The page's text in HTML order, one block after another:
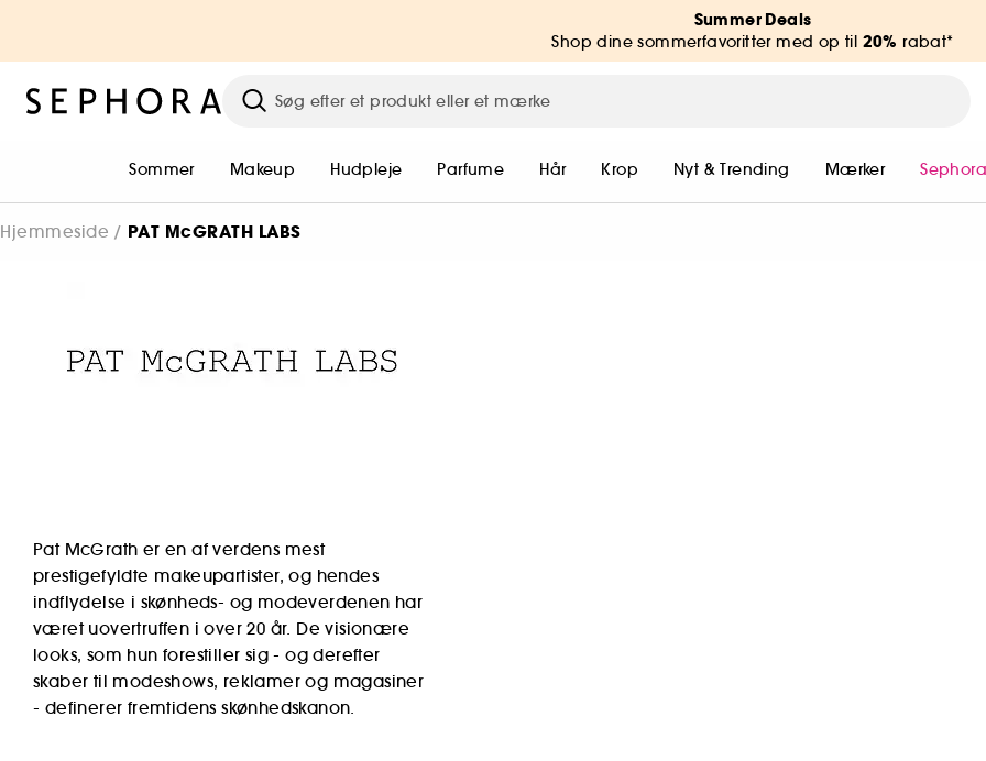
Summer Deals
Shop dine sommerfavoritter med op til 20% rabat*
Sommer Makeup Hudpleje Parfume Hår Krop Nyt & Trending Mærker
Hjemmeside PAT McGRATH LABS
Pat McGrath er en af verdens mest
prestigefyldte makeupartister, og hendes
indflydelse i skønheds- og modeverdenen har
været uovertruffen i over 20 år. De visionære
looks, som hun forestiller sig - og derefter
skaber til modeshows, reklamer og magasiner
- definerer fremtidens skønhedskanon.